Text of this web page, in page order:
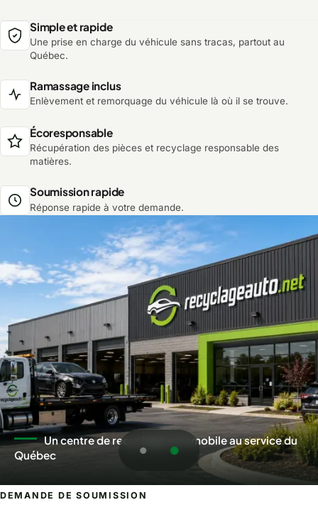
Simple et rapide
Une prise en charge du véhicule sans tracas, partout au
Québec.
Ramassage inclus
Enlèvement et remorquage du véhicule là où il se trouve.
Écoresponsable
Récupération des pièces et recyclage responsable des
matières.
Soumission rapide
Réponse rapide à votre demande.
Un centre de recyclage automobile au service du
Québec
DEMANDE DE SOUMISSION